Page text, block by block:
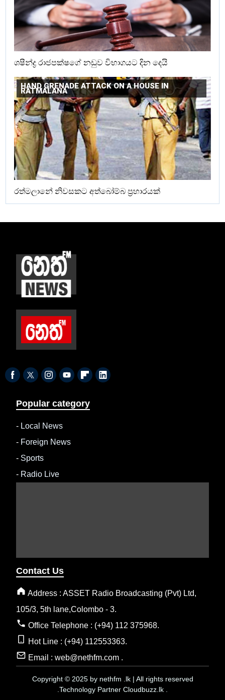
ශෂීන්ද්‍ර රාජපක්ෂගේ නඩුව විභාගයට දින දෙයි
HAND GRENADE ATTACK ON A HOUSE IN
RATMALANA
රත්මලානේ නිවසකට අත්බෝම්බ ප්‍රහාරයක්
Popular category
- Local News
- Foreign News
- Sports
- Radio Live
Contact Us
Address : ASSET Radio Broadcasting (Pvt) Ltd,
105/3, 5th lane,Colombo - 3.
Office Telephone : (+94) 112 375968.
Hot Line : (+94) 112553363.
Email : web@nethfm.com .
Copyright © 2025 by nethfm .lk | All rights reserved
.Technology Partner Cloudbuzz.lk .